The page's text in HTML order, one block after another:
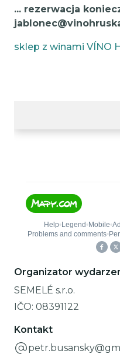
... rezerwacja
sklep z winami VÍNO
Organizator
SEMELÉ s.r.o.
IČO: 08391122
Kontakt